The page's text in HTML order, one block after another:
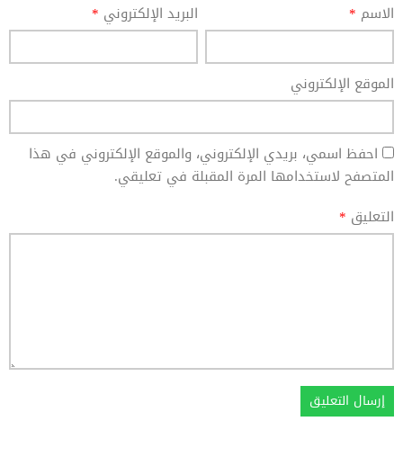
الاسم * البريد الإلكتروني *
الموقع الإلكتروني
احفظ اسمي، بريدي الإلكتروني، والموقع الإلكتروني في هذا
المتصفح لاستخدامها المرة المقبلة في تعليقي.
التعليق *